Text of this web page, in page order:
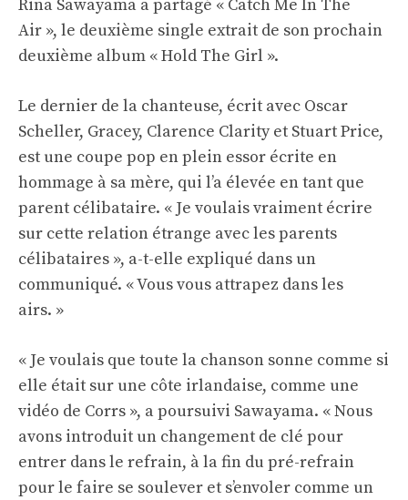
Rina Sawayama a partagé « Catch Me In The
Air », le deuxième single extrait de son prochain
deuxième album « Hold The Girl ».
Le dernier de la chanteuse, écrit avec Oscar
Scheller, Gracey, Clarence Clarity et Stuart Price,
est une coupe pop en plein essor écrite en
hommage à sa mère, qui l’a élevée en tant que
parent célibataire. « Je voulais vraiment écrire
sur cette relation étrange avec les parents
célibataires », a-t-elle expliqué dans un
communiqué. « Vous vous attrapez dans les
airs. »
« Je voulais que toute la chanson sonne comme si
elle était sur une côte irlandaise, comme une
vidéo de Corrs », a poursuivi Sawayama. « Nous
avons introduit un changement de clé pour
entrer dans le refrain, à la fin du pré-refrain
pour le faire se soulever et s’envoler comme un